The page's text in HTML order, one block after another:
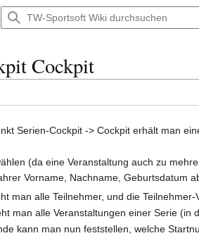
Cockpit
Serien-Cockpit -> Cockpit erhält man
(da eine Veranstaltung auch zu
Vorname, Nachname, Geburtsdatum
man alle Teilnehmer, und die
man alle Veranstaltungen einer Serie (in
kann man nun feststellen, welche